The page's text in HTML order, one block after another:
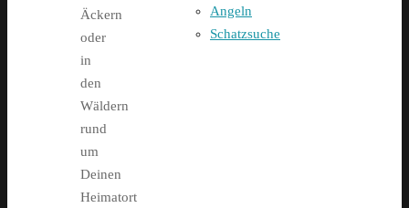
Äckern
oder
in
den
Wäldern
rund
um
Deinen
Heimatort
Angeln
Schatzsuche